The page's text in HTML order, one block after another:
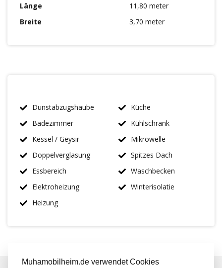
Länge
11,80 meter
Breite
3,70 meter
Dunstabzugshaube
Badezimmer
Kessel / Geysir
Doppelverglasung
Essbereich
Elektroheizung
Heizung
Küche
Kühlschrank
Mikrowelle
Spitzes Dach
Waschbecken
Winterisolatie
Muhamobilheim.de verwendet Cookies